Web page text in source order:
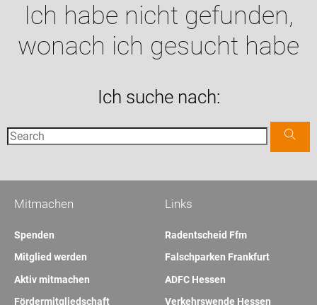
Ich habe nicht gefunden,
wonach ich gesucht habe
Ich suche nach:
Links
Radentscheid Ffm
Falschparken Frankfurt
ADFC Hessen
Verkehrswende Hessen
Mitmachen
Spenden
Mitglied werden
Aktiv mitmachen
Fördermitgliedschaft